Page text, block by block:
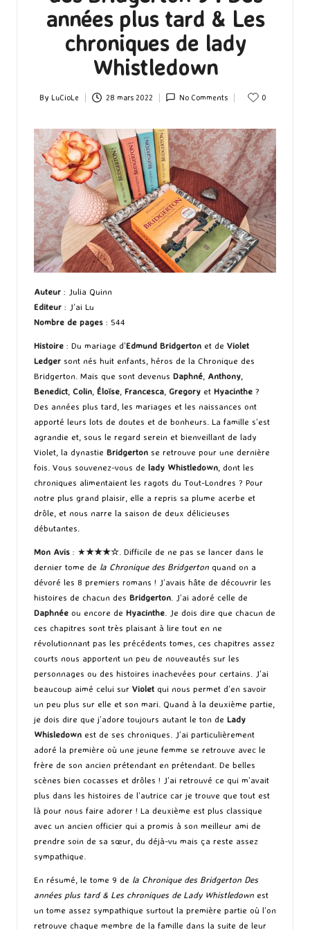
années plus tard & Les
chroniques de lady
Whistledown
Posted
By LuCioLe 28 mars 2022 No Comments 0
Auteur : Julia Quinn
Editeur : J’ai Lu
Nombre de pages : 544
Histoire : Du mariage d’Edmund Bridgerton et de Violet
Ledger sont nés huit enfants, héros de la Chronique des
Bridgerton. Mais que sont devenus Daphné, Anthony,
Benedict, Colin, Éloïse, Francesca, Gregory et Hyacinthe ?
Des années plus tard, les mariages et les naissances ont
apporté leurs lots de doutes et de bonheurs. La famille s’est
agrandie et, sous le regard serein et bienveillant de lady
Violet, la dynastie Bridgerton se retrouve pour une dernière
fois. Vous souvenez-vous de lady Whistledown, dont les
chroniques alimentaient les ragots du Tout-Londres ? Pour
notre plus grand plaisir, elle a repris sa plume acerbe et
drôle, et nous narre la saison de deux délicieuses
débutantes.
Mon Avis : ★★★★☆. Difficile de ne pas se lancer dans le
dernier tome de la Chronique des Bridgerton quand on a
dévoré les 8 premiers romans ! J’avais hâte de découvrir les
histoires de chacun des Bridgerton. J’ai adoré celle de
Daphnée ou encore de Hyacinthe. Je dois dire que chacun de
ces chapitres sont très plaisant à lire tout en ne
révolutionnant pas les précédents tomes, ces chapitres assez
courts nous apportent un peu de nouveautés sur les
personnages ou des histoires inachevées pour certains. J’ai
beaucoup aimé celui sur Violet qui nous permet d’en savoir
un peu plus sur elle et son mari. Quand à la deuxième partie,
je dois dire que j’adore toujours autant le ton de Lady
Whisledown est de ses chroniques. J’ai particulièrement
adoré la première où une jeune femme se retrouve avec le
frère de son ancien prétendant en prétendant. De belles
scènes bien cocasses et drôles ! J’ai retrouvé ce qui m’avait
plus dans les histoires de l’autrice car je trouve que tout est
là pour nous faire adorer ! La deuxième est plus classique
avec un ancien officier qui a promis à son meilleur ami de
prendre soin de sa sœur, du déjà-vu mais ça reste assez
sympathique.
En résumé, le tome 9 de la Chronique des Bridgerton Des
années plus tard & Les chroniques de Lady Whistledown est
un tome assez sympathique surtout la première partie où l’on
retrouve chaque membre de la famille dans la suite de leur